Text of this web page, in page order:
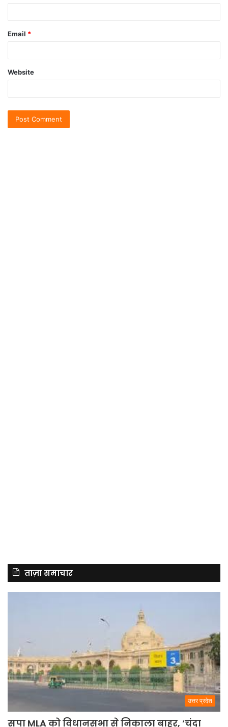
Email *
Website
ताज़ा समाचार
उत्तर प्रदेश
सपा MLA को विधानसभा से निकाला बाहर, ‘चंदा